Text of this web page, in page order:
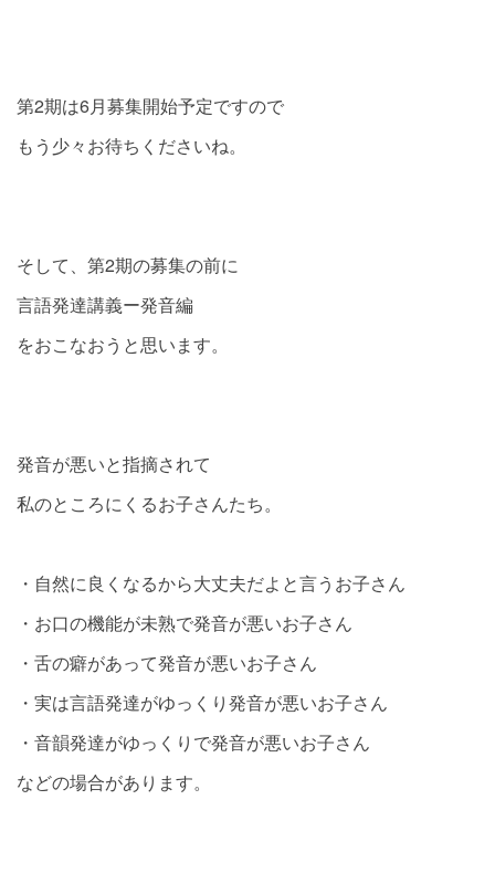
第2期は6月募集開始予定ですので
もう少々お待ちくださいね。
そして、第2期の募集の前に
言語発達講義ー発音編
をおこなおうと思います。
発音が悪いと指摘されて
私のところにくるお子さんたち。
・自然に良くなるから大丈夫だよと言うお子さん
・お口の機能が未熟で発音が悪いお子さん
・舌の癖があって発音が悪いお子さん
・実は言語発達がゆっくり発音が悪いお子さん
・音韻発達がゆっくりで発音が悪いお子さん
などの場合があります。